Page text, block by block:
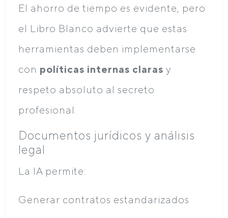
El ahorro de tiempo es evidente, pero
el Libro Blanco advierte que estas
herramientas deben implementarse
con políticas internas claras y
respeto absoluto al secreto
profesional.
Documentos jurídicos y análisis
legal
La IA permite:
Generar contratos estandarizados